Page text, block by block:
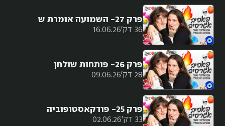
36 דק' 16.06.26
פרק 27- השמועה אומרת ש
28 דק' 09.06.26
פרק 26- פותחות שולחן
33 דק' 02.06.26
פרק 25- פודקאסטופוביה